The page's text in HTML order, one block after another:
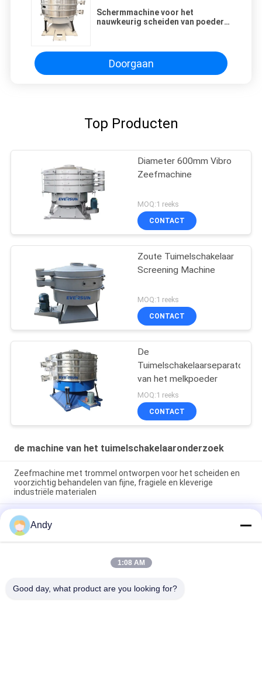
Schermmachine voor het
nauwkeurig scheiden van poeder
Doorgaan
Top Producten
Diameter 600mm Vibro
Zeefmachine
MOQ:1 reeks
CONTACT
Zoute Tuimelschakelaar
Screening Machine
MOQ:1 reeks
CONTACT
De
Tuimelschakelaarseparator
van het melkpoeder
MOQ:1 reeks
CONTACT
de machine van het tuimelschakelaaronderzoek
Zeefmachine met trommel ontworpen voor het scheiden en
voorzichtig behandelen van fijne, fragiele en kleverige
industriële materialen
Tumbler zeefmachine ontworpen voor eenvoudig onderhoud
en zachte zeving van fragiele, fijne en kleverige materialen in
de industrie
Hoogcapaciteit Trommelzeefmachine Biedt Meerlaagse
Deeltjesgrootteclassificatie en Stabiele Werking met Lage
Andy
1:08 AM
Good day, what product are you looking for?